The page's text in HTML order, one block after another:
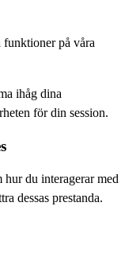
på våra
ihåg dina
för din session.
du interagerar med
dessas prestanda.